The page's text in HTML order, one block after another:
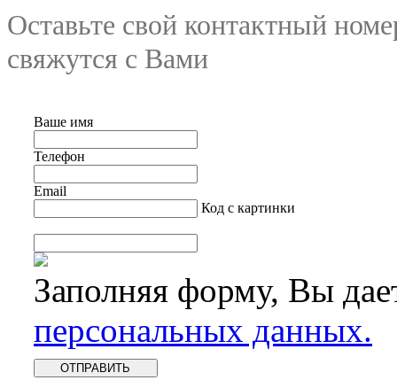
Оставьте свой контактный
свяжутся с Вами
Ваше имя
Телефон
Email
Код с картинки
Заполняя форму, Вы
персональных данных.